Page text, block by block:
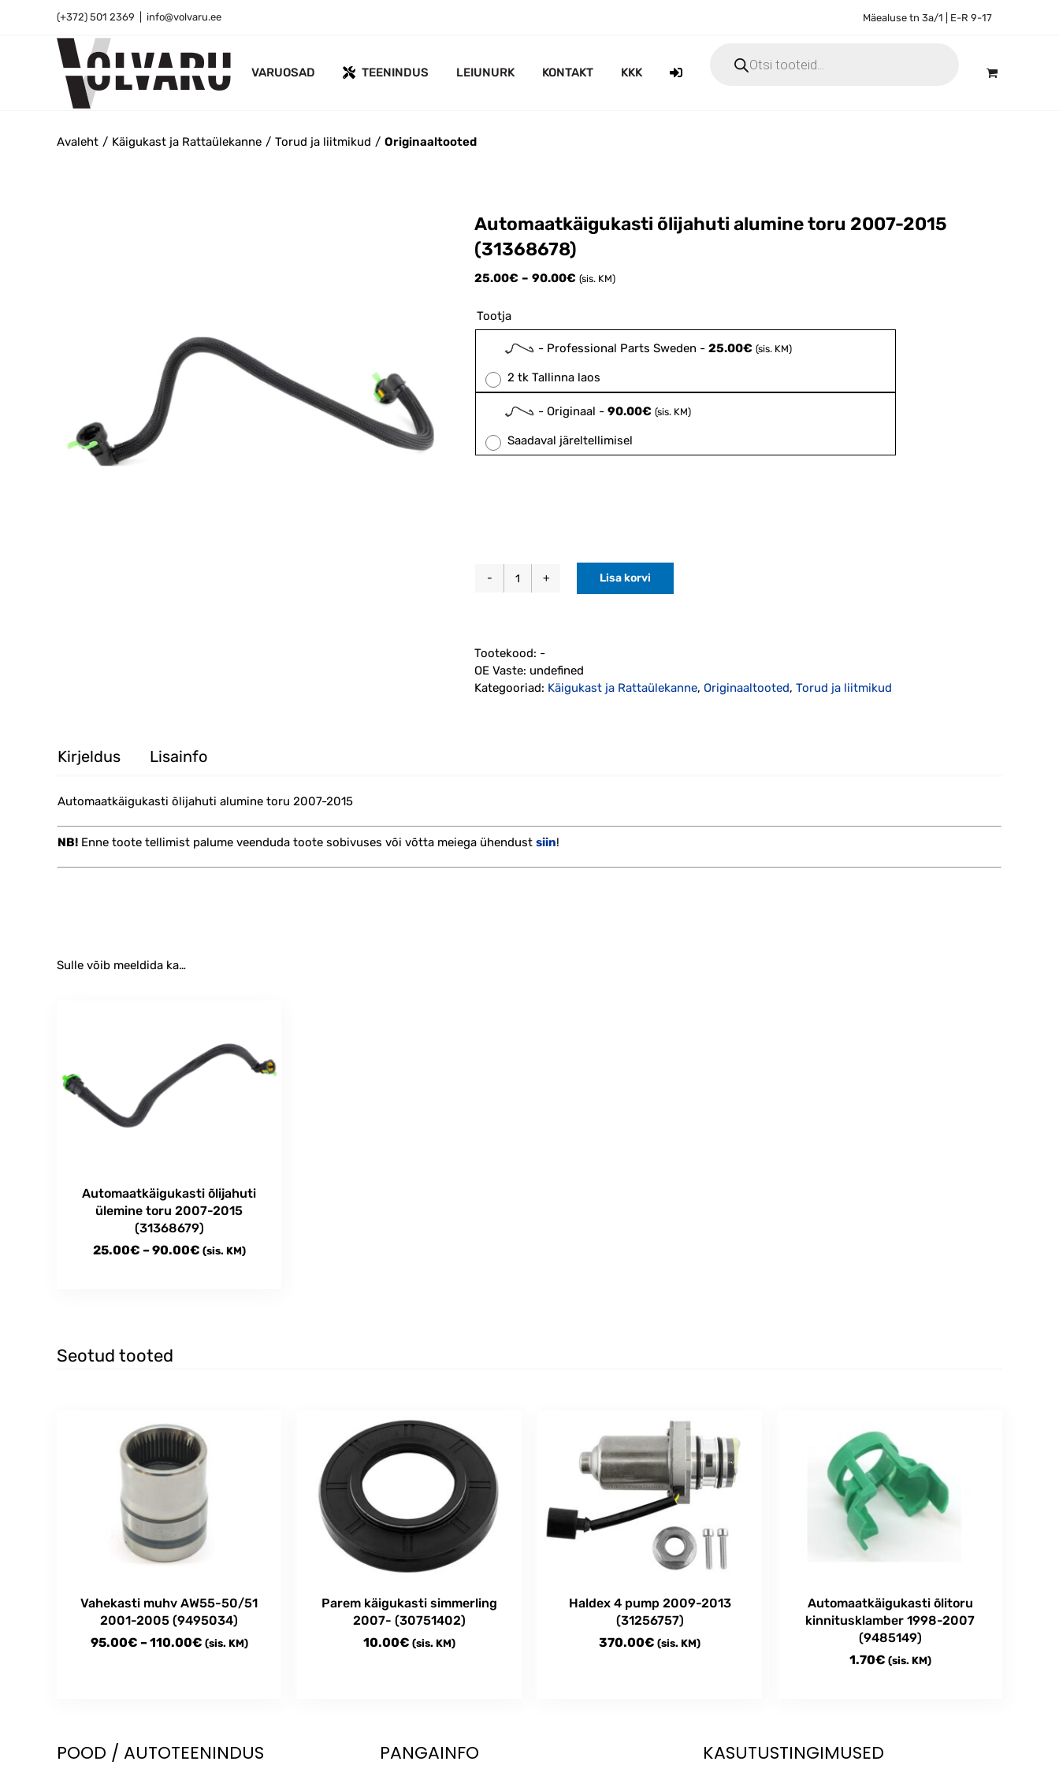
(+372) 501 2369 info@volvaru.ee Mäealuse tn 3a/1 | E-R 9-17
VARUOSAD TEENINDUS LEIUNURK KONTAKT KKK
search
Avaleht Käigukast ja Rattaülekanne Torud ja liitmikud Originaaltooted
Automaatkäigukasti õlijahuti alumine toru 2007-2015
(31368678)
25.00€ – 90.00€ Price
through
90.00€
(sis. KM)
Tootja
- Professional Parts Sweden - 25.00€ (sis. KM)
2 tk Tallinna laos
- Originaal - 90.00€ (sis. KM)
Saadaval järeltellimisel
Automaatkäigukasti
2007-
2015
(31368678)
Lisa korvi
Tootekood: -
OE Vaste: undefined
Kategooriad: Käigukast ja Rattaülekanne, Originaaltooted, Torud ja liitmikud
Kirjeldus Lisainfo
Automaatkäigukasti õlijahuti alumine toru 2007-2015
NB! Enne toote tellimist palume veenduda toote sobivuses või võtta meiega ühendust siin!
Sulle võib meeldida ka…
Automaatkäigukasti õlijahuti
ülemine toru 2007-2015
(31368679)
25.00€ –90.00€Price
(sis. KM)
variants.
Seotud tooted
Vahekasti muhv AW55-50/51
2001-2005 (9495034)
95.00€ –110.00€Price
(sis. KM)
multiple
variants.
Parem käigukasti simmerling
2007- (30751402)
10.00€ (sis. KM)
Haldex 4 pump 2009-2013
(31256757)
370.00€ (sis. KM)
Automaatkäigukasti õlitoru
kinnitusklamber 1998-2007
(9485149)
1.70€ (sis. KM)
POOD / AUTOTEENINDUS PANGAINFO KASUTUSTINGIMUSED